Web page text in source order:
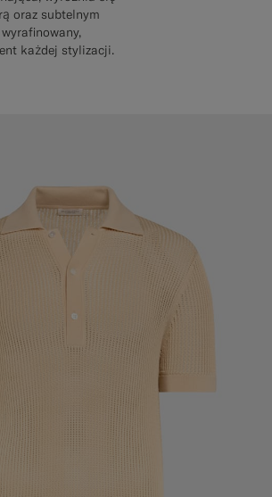
oraz subtelnym
każdej stylizacji.